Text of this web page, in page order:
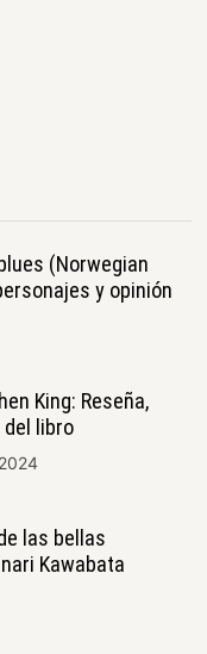
(Norwegian
y opinión
King: Reseña,
libro
las bellas
Kawabata